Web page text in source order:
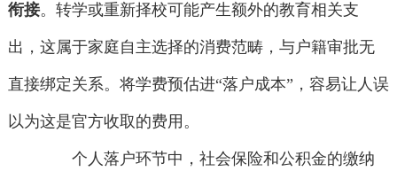
衔接。转学或重新择校可能产生额外的教育相关支
出，这属于家庭自主选择的消费范畴，与户籍审批无
直接绑定关系。将学费预估进“落户成本”，容易让人误
以为这是官方收取的费用。
个人落户环节中，社会保险和公积金的缴纳